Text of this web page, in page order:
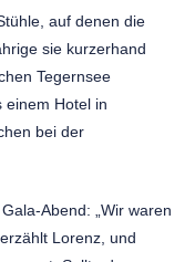
auf denen die
sie kurzerhand
Tegernsee
einem Hotel in
bei der
Abend: „Wir waren
Lorenz, und